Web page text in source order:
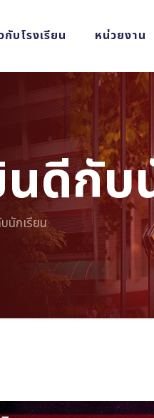
กับโรงเรียน หน่วยงาน
ดีกับ
นักเรียน